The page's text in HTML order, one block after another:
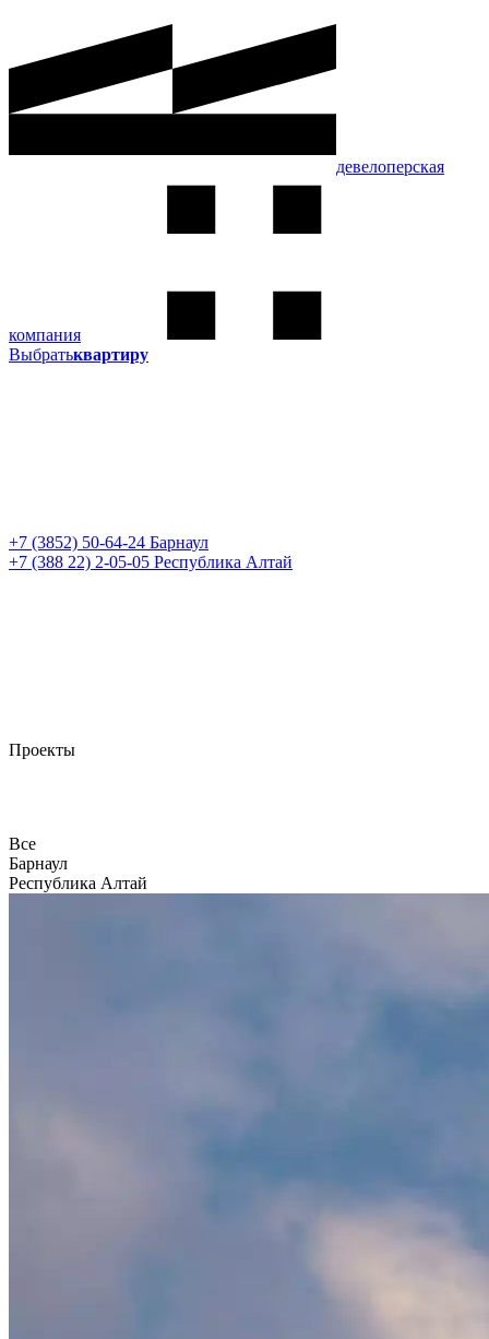
девелоперская
компания
Выбратьквартиру
+7 (3852) 50-64-24 Барнаул
+7 (388 22) 2-05-05 Республика Алтай
Проекты
Все
Барнаул
Республика Алтай